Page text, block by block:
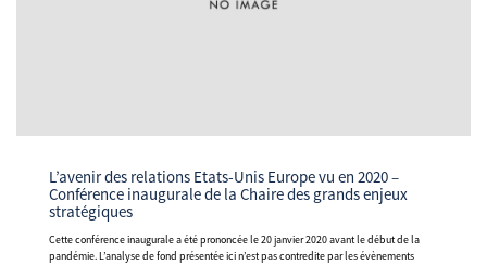
L’avenir des relations Etats-Unis Europe vu en 2020 –
Conférence inaugurale de la Chaire des grands enjeux
stratégiques
Cette conférence inaugurale a été prononcée le 20 janvier 2020 avant le début de la
pandémie. L’analyse de fond présentée ici n’est pas contredite par les évènements